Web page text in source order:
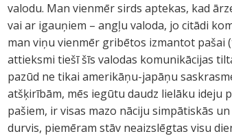
valodu. Man vienmēr sirds aptekas, kad
vai ar igauņiem – angļu valoda, jo citādi
man viņu vienmēr gribētos izmantot
attieksmi tiešī šīs valodas komunikācijas
pazūd ne tikai amerikāņu-japāņu
atšķirībām, mēs iegūtu daudz lielāku ideju
pašiem, ir visas mazo nāciju simpātiskās
durvis, piemēram stāv neaizslēgtas visu